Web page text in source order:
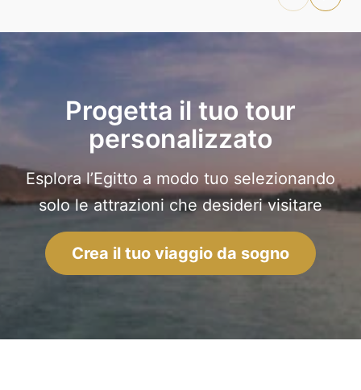
Progetta il tuo tour
personalizzato
Esplora l’Egitto a modo tuo selezionando
solo le attrazioni che desideri visitare
Crea il tuo viaggio da sogno